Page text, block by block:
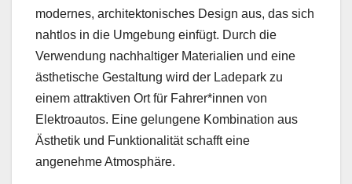
modernes, architektonisches Design aus, das sich
nahtlos in die Umgebung einfügt. Durch die
Verwendung nachhaltiger Materialien und eine
ästhetische Gestaltung wird der Ladepark zu
einem attraktiven Ort für Fahrer*innen von
Elektroautos. Eine gelungene Kombination aus
Ästhetik und Funktionalität schafft eine
angenehme Atmosphäre.